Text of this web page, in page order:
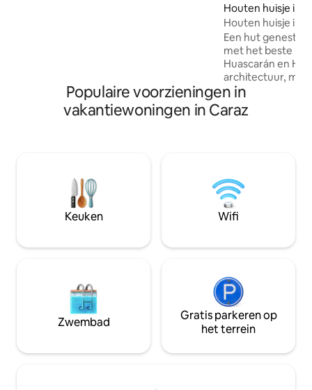
Houten huisje in
Houten huisje in
Een hut
met het beste
Huascarán en
architectuur, met
en houten
rustieke geest
een prachtige
en met familie te
brengen met je
vrienden.
Populaire voorzieningen in
vakantiewoningen in Caraz
Keuken Wifi
Zwembad
Gratis parkeren op
het terrein